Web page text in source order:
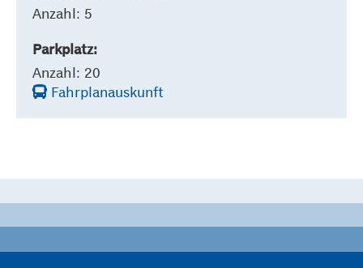
Anzahl: 5
Parkplatz:
Anzahl: 20
Fahrplanauskunft